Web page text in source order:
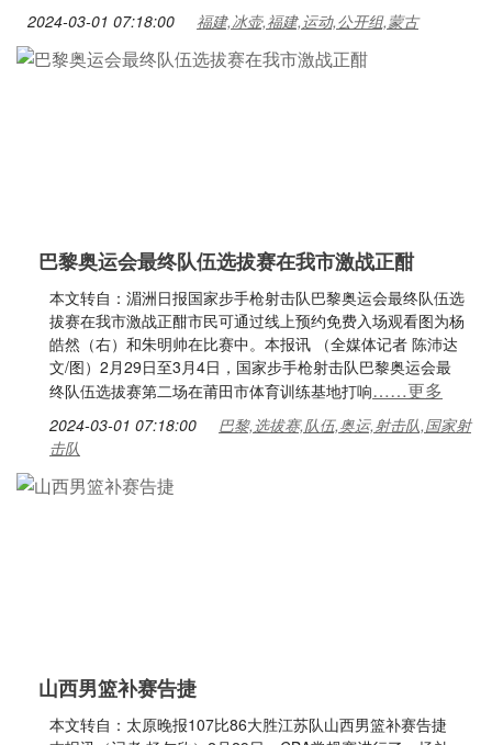
2024-03-01 07:18:00 福建,冰壶,福建,运动,公开组,蒙古
巴黎奥运会最终队伍选拔赛在我市激战正酣
本文转自：湄洲日报国家步手枪射击队巴黎奥运会最终队伍选
拔赛在我市激战正酣市民可通过线上预约免费入场观看图为杨
皓然（右）和朱明帅在比赛中。本报讯 （全媒体记者 陈沛达
文/图）2月29日至3月4日，国家步手枪射击队巴黎奥运会最
终队伍选拔赛第二场在莆田市体育训练基地打响……更多
2024-03-01 07:18:00
巴黎,选拔赛,队伍,奥运,射击队,国家射
击队
山西男篮补赛告捷
本文转自：太原晚报107比86大胜江苏队山西男篮补赛告捷